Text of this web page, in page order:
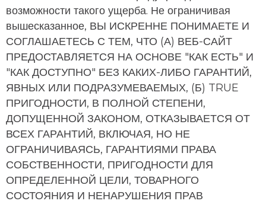
возможности такого ущерба. Не ограничивая
вышесказанное, ВЫ ИСКРЕННЕ ПОНИМАЕТЕ И
СОГЛАШАЕТЕСЬ С ТЕМ, ЧТО (А) ВЕБ-САЙТ
ПРЕДОСТАВЛЯЕТСЯ НА ОСНОВЕ "КАК ЕСТЬ" И
"КАК ДОСТУПНО" БЕЗ КАКИХ-ЛИБО ГАРАНТИЙ,
ЯВНЫХ ИЛИ ПОДРАЗУМЕВАЕМЫХ, (Б) TRUE
ПРИГОДНОСТИ, В ПОЛНОЙ СТЕПЕНИ,
ДОПУЩЕННОЙ ЗАКОНОМ, ОТКАЗЫВАЕТСЯ ОТ
ВСЕХ ГАРАНТИЙ, ВКЛЮЧАЯ, НО НЕ
ОГРАНИЧИВАЯСЬ, ГАРАНТИЯМИ ПРАВА
СОБСТВЕННОСТИ, ПРИГОДНОСТИ ДЛЯ
ОПРЕДЕЛЕННОЙ ЦЕЛИ, ТОВАРНОГО
СОСТОЯНИЯ И НЕНАРУШЕНИЯ ПРАВ